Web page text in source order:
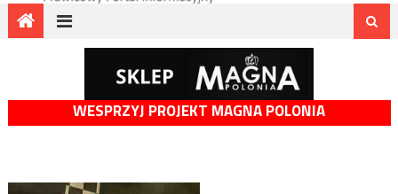
WESPRZYJ PROJEKT MAGNA POLONIA